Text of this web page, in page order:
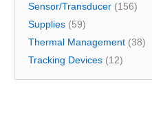
Sensor/Transducer (156)
Supplies (59)
Thermal Management (38)
Tracking Devices (12)